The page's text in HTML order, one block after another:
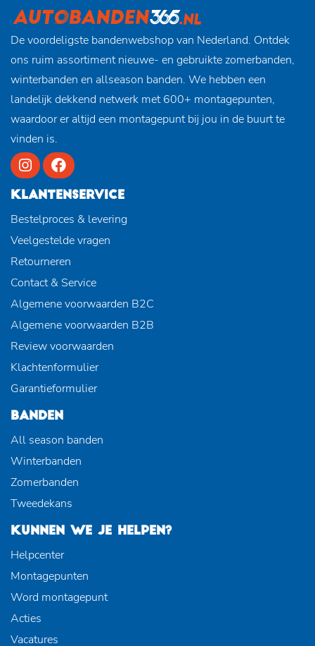
De voordeligste bandenwebshop van Nederland. Ontdek
ons ruim assortiment nieuwe- en gebruikte zomerbanden,
winterbanden en allseason banden. We hebben een
landelijk dekkend netwerk met 600+ montagepunten,
waardoor er altijd een montagepunt bij jou in de buurt te
vinden is.
KLANTENSERVICE
Bestelproces & levering
Veelgestelde vragen
Retourneren
Contact & Service
Algemene voorwaarden B2C
Algemene voorwaarden B2B
Review voorwaarden
Klachtenformulier
Garantieformulier
BANDEN
All season banden
Winterbanden
Zomerbanden
Tweedekans
KUNNEN WE JE HELPEN?
Helpcenter
Montagepunten
Word montagepunt
Acties
Vacatures